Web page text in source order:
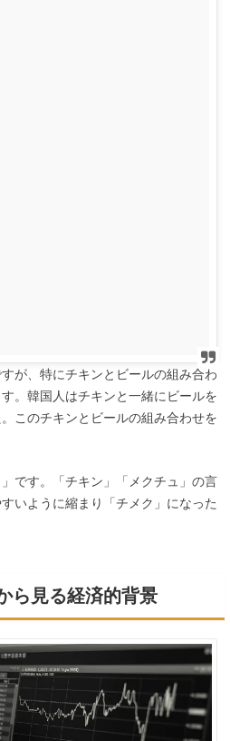
が、特にチキンとビールの組み合わ
。韓国人はチキンと一緒にビールを
このチキンとビールの組み合わせを
です。「チキン」「メクチュ」の言
いように縮まり「チメク」になった
ら見る経済的背景